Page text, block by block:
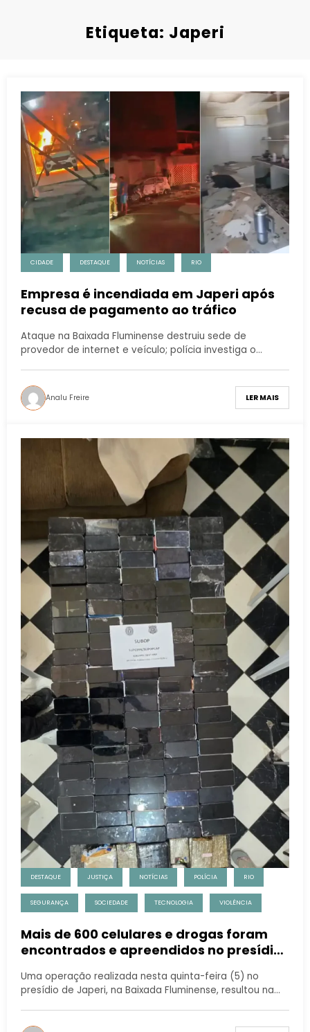
Etiqueta: Japeri
CIDADE DESTAQUE NOTÍCIAS RIO
Empresa é incendiada em Japeri após
recusa de pagamento ao tráfico
Ataque na Baixada Fluminense destruiu sede de
provedor de internet e veículo; polícia investiga o…
Analu Freire LER MAIS
DESTAQUE JUSTIÇA NOTÍCIAS POLÍCIA RIO
SEGURANÇA SOCIEDADE TECNOLOGIA VIOLÊNCIA
Mais de 600 celulares e drogas foram
encontrados e apreendidos no presídio
Uma operação realizada nesta quinta-feira (5) no
presídio de Japeri, na Baixada Fluminense, resultou na…